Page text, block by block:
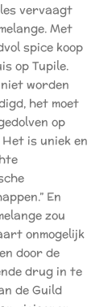
vervaagt
Met
spice koop
op Tupile.
worden
het moet
op
is uniek en
En
zou
onmogelijk
door de
drug in te
de Guild